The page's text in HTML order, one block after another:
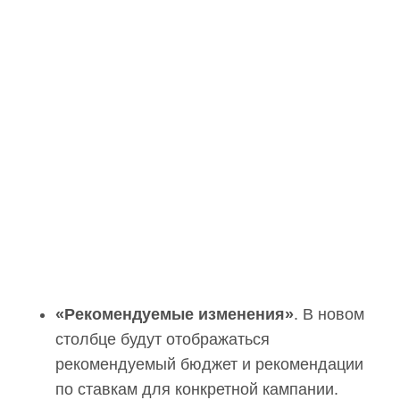
«Рекомендуемые изменения». В новом
столбце будут отображаться
рекомендуемый бюджет и рекомендации
по ставкам для конкретной кампании.